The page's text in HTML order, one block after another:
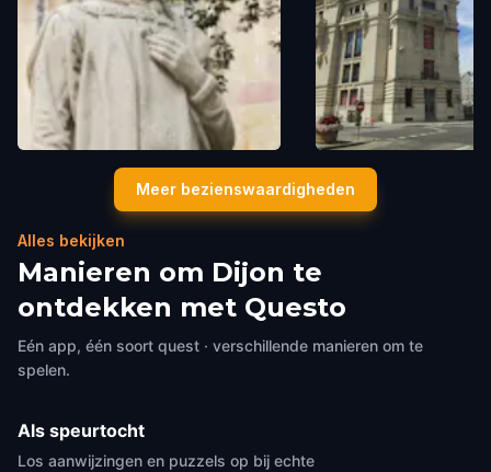
The Philippe le Bon statue Hôtel des Postes de
Dijon
Meer bezienswaardigheden
Alles bekijken
Manieren om Dijon te
ontdekken met Questo
Eén app, één soort quest · verschillende manieren om te
spelen.
Als speurtocht
Los aanwijzingen en puzzels op bij echte